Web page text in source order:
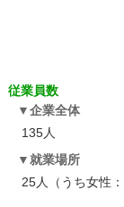
従業員数
企業全体
135人
就業場所
25人（うち女性